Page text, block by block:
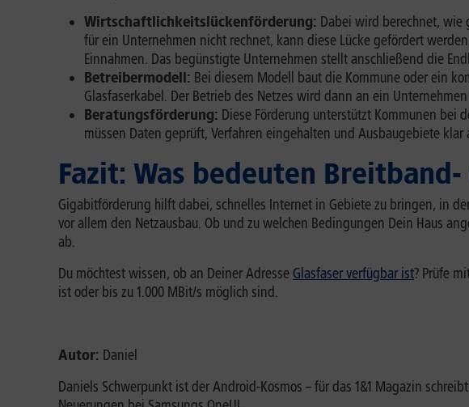
Wirtschaftlichkeitslückenförderung: Dabei wird berechnet, wie
für ein Unternehmen nicht rechnet, kann diese Lücke gefördert
Einnahmen. Das begünstigte Unternehmen stellt anschließend die
Betreibermodell: Bei diesem Modell baut die Kommune oder ein
Glasfaserkabel. Der Betrieb des Netzes wird dann an ein
Beratungsförderung: Diese Förderung unterstützt Kommunen bei
müssen Daten geprüft, Verfahren eingehalten und Ausbaugebiete
Fazit: Was bedeuten
Gigabitförderung hilft dabei, schnelles Internet in Gebiete zu bringen, in
vor allem den Netzausbau. Ob und zu welchen Bedingungen Dein Haus
ab.
Du möchtest wissen, ob an Deiner AdresseGlasfaser verfügbar ist? Prüfe
ist oder bis zu 1.000 MBit/s möglich sind.
Autor: Daniel
Daniels Schwerpunkt ist der Android-Kosmos – für das 1&1 Magazin